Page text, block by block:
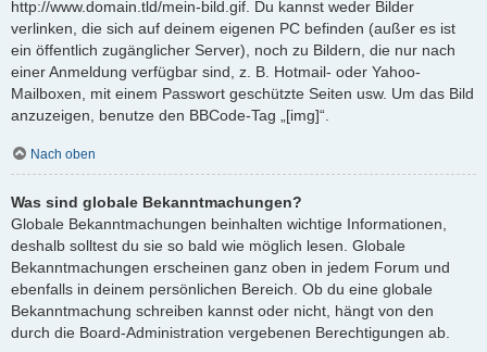
http://www.domain.tld/mein-bild.gif. Du kannst weder Bilder
verlinken, die sich auf deinem eigenen PC befinden (außer es ist
ein öffentlich zugänglicher Server), noch zu Bildern, die nur nach
einer Anmeldung verfügbar sind, z. B. Hotmail- oder Yahoo-
Mailboxen, mit einem Passwort geschützte Seiten usw. Um das Bild
anzuzeigen, benutze den BBCode-Tag „[img]“.
Nach oben
Was sind globale Bekanntmachungen?
Globale Bekanntmachungen beinhalten wichtige Informationen,
deshalb solltest du sie so bald wie möglich lesen. Globale
Bekanntmachungen erscheinen ganz oben in jedem Forum und
ebenfalls in deinem persönlichen Bereich. Ob du eine globale
Bekanntmachung schreiben kannst oder nicht, hängt von den
durch die Board-Administration vergebenen Berechtigungen ab.